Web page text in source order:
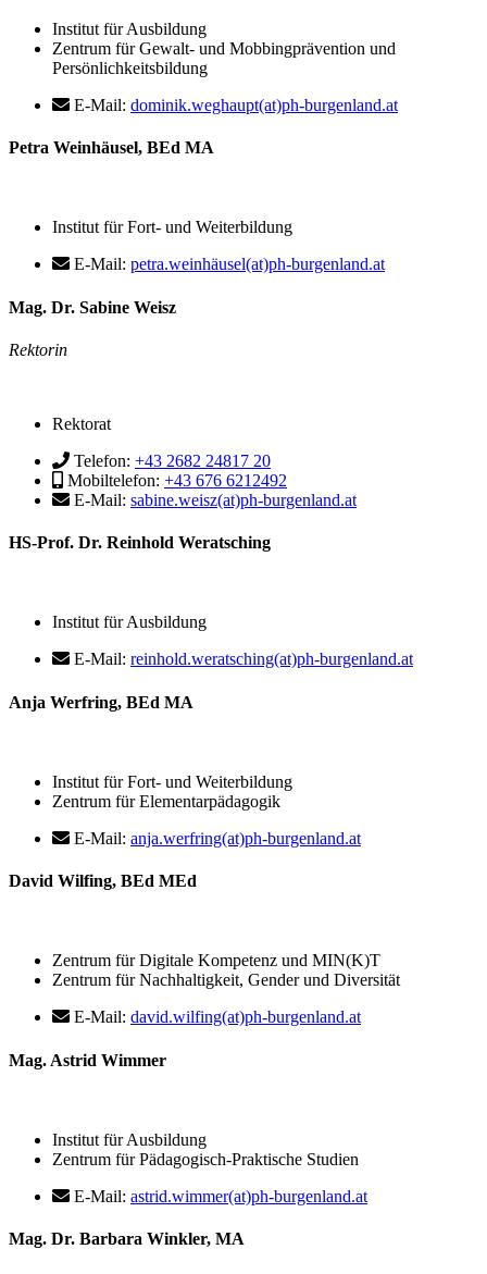
Institut für Ausbildung
Zentrum für Gewalt- und Mobbingprävention und
Persönlichkeitsbildung
E-Mail: dominik.weghaupt(at)ph-burgenland.at
Petra Weinhäusel, BEd MA
Institut für Fort- und Weiterbildung
E-Mail: petra.weinhäusel(at)ph-burgenland.at
Mag. Dr. Sabine Weisz
Rektorin
Rektorat
Telefon: +43 2682 24817 20
Mobiltelefon: +43 676 6212492
E-Mail: sabine.weisz(at)ph-burgenland.at
HS-Prof. Dr. Reinhold Weratsching
Institut für Ausbildung
E-Mail: reinhold.weratsching(at)ph-burgenland.at
Anja Werfring, BEd MA
Institut für Fort- und Weiterbildung
Zentrum für Elementarpädagogik
E-Mail: anja.werfring(at)ph-burgenland.at
David Wilfing, BEd MEd
Zentrum für Digitale Kompetenz und MIN(K)T
Zentrum für Nachhaltigkeit, Gender und Diversität
E-Mail: david.wilfing(at)ph-burgenland.at
Mag. Astrid Wimmer
Institut für Ausbildung
Zentrum für Pädagogisch-Praktische Studien
E-Mail: astrid.wimmer(at)ph-burgenland.at
Mag. Dr. Barbara Winkler, MA